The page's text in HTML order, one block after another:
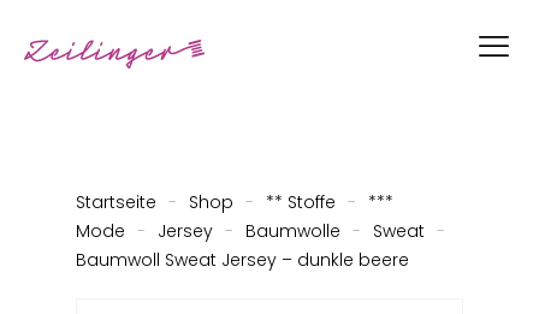
Startseite - Shop - ** Stoffe - ***
Mode - Jersey - Baumwolle - Sweat -
Baumwoll Sweat Jersey – dunkle beere